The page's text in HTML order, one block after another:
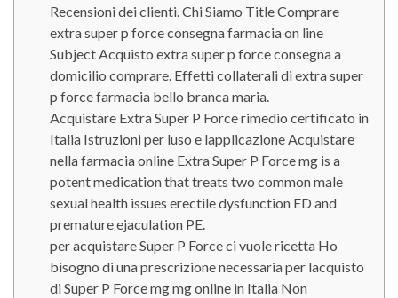
Recensioni dei clienti. Chi Siamo Title Comprare
extra super p force consegna farmacia on line
Subject Acquisto extra super p force consegna a
domicilio comprare. Effetti collaterali di extra super
p force farmacia bello branca maria.
Acquistare Extra Super P Force rimedio certificato in
Italia Istruzioni per luso e lapplicazione Acquistare
nella farmacia online Extra Super P Force mg is a
potent medication that treats two common male
sexual health issues erectile dysfunction ED and
premature ejaculation PE.
per acquistare Super P Force ci vuole ricetta Ho
bisogno di una prescrizione necessaria per lacquisto
di Super P Force mg mg online in Italia Non